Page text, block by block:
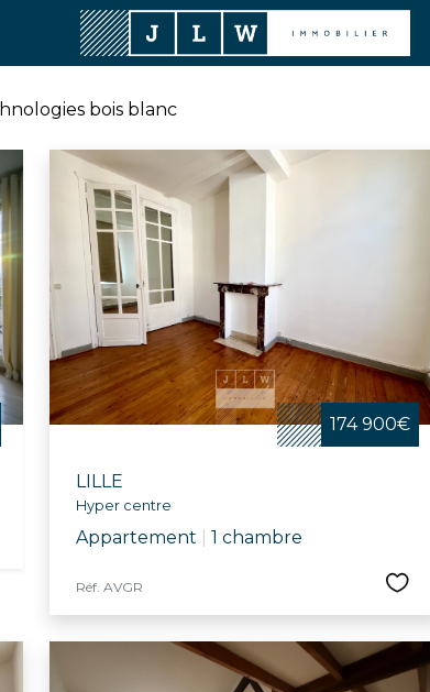
bois blanc
174 900€
LILLE
Hyper centre
Appartement 1 chambre
Réf. AVGR